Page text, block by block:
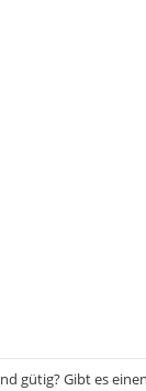
gütig? Gibt es